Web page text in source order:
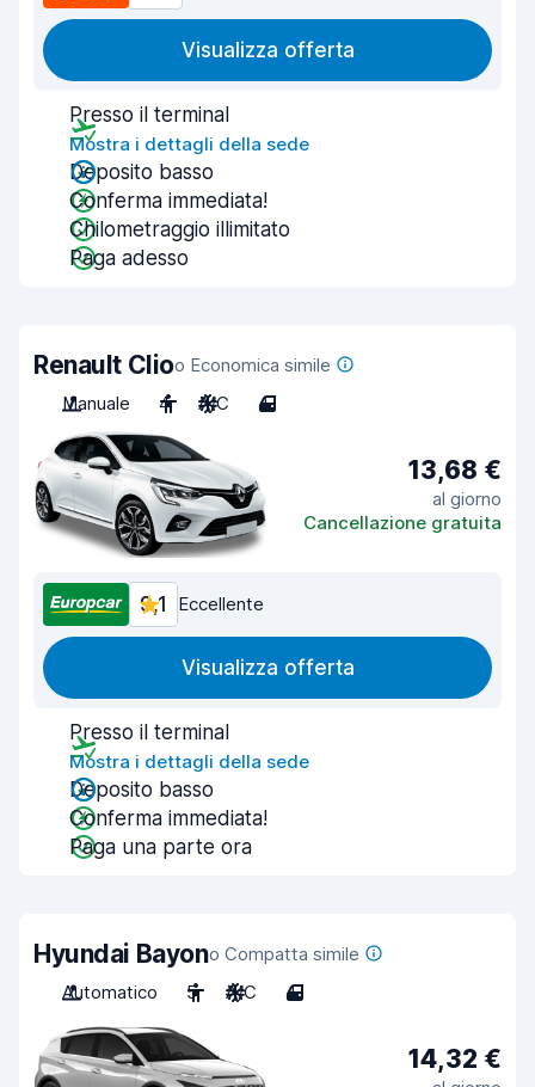
Visualizza offerta
Presso il terminal
Mostra i dettagli della sede
Deposito basso
Conferma immediata!
Chilometraggio illimitato
Paga adesso
Renault Clioo Economica simile
Manuale
4 A/C 4
13,68 €
al giorno
Cancellazione gratuita
9,1 Eccellente
Visualizza offerta
Presso il terminal
Mostra i dettagli della sede
Deposito basso
Conferma immediata!
Paga una parte ora
Hyundai Bayono Compatta simile
Automatico
5 A/C 4
14,32 €